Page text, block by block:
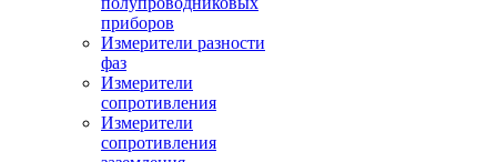
приборов
Измерители разности
фаз
Измерители
сопротивления
Измерители
сопротивления